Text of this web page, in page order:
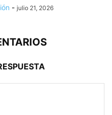
- julio 21, 2026